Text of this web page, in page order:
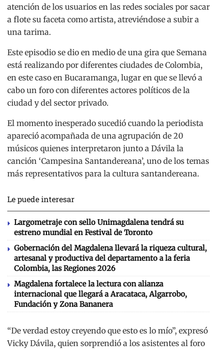
atención de los usuarios en las redes sociales por sacar
a flote su faceta como artista, atreviéndose a subir a
una tarima.
Este episodio se dio en medio de una gira que Semana
está realizando por diferentes ciudades de Colombia,
en este caso en Bucaramanga, lugar en que se llevó a
cabo un foro con diferentes actores políticos de la
ciudad y del sector privado.
El momento inesperado sucedió cuando la periodista
apareció acompañada de una agrupación de 20
músicos quienes interpretaron junto a Dávila la
canción ‘Campesina Santandereana’, uno de los temas
más representativos para la cultura santandereana.
Le puede interesar
Largometraje con sello Unimagdalena tendrá su
estreno mundial en Festival de Toronto
Gobernación del Magdalena llevará la riqueza cultural,
artesanal y productiva del departamento a la feria
Colombia, las Regiones 2026
Magdalena fortalece la lectura con alianza
internacional que llegará a Aracataca, Algarrobo,
Fundación y Zona Bananera
“De verdad estoy creyendo que esto es lo mío”, expresó
Vicky Dávila, quien sorprendió a los asistentes al foro